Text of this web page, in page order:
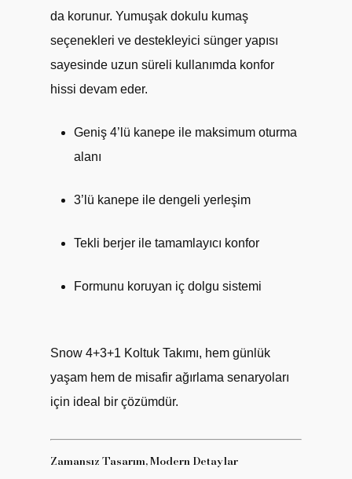
da korunur. Yumuşak dokulu kumaş
seçenekleri ve destekleyici sünger yapısı
sayesinde uzun süreli kullanımda konfor
hissi devam eder.
Geniş 4’lü kanepe ile maksimum oturma
alanı
3’lü kanepe ile dengeli yerleşim
Tekli berjer ile tamamlayıcı konfor
Formunu koruyan iç dolgu sistemi
Snow 4+3+1 Koltuk Takımı, hem günlük
yaşam hem de misafir ağırlama senaryoları
için ideal bir çözümdür.
Zamansız Tasarım, Modern Detaylar